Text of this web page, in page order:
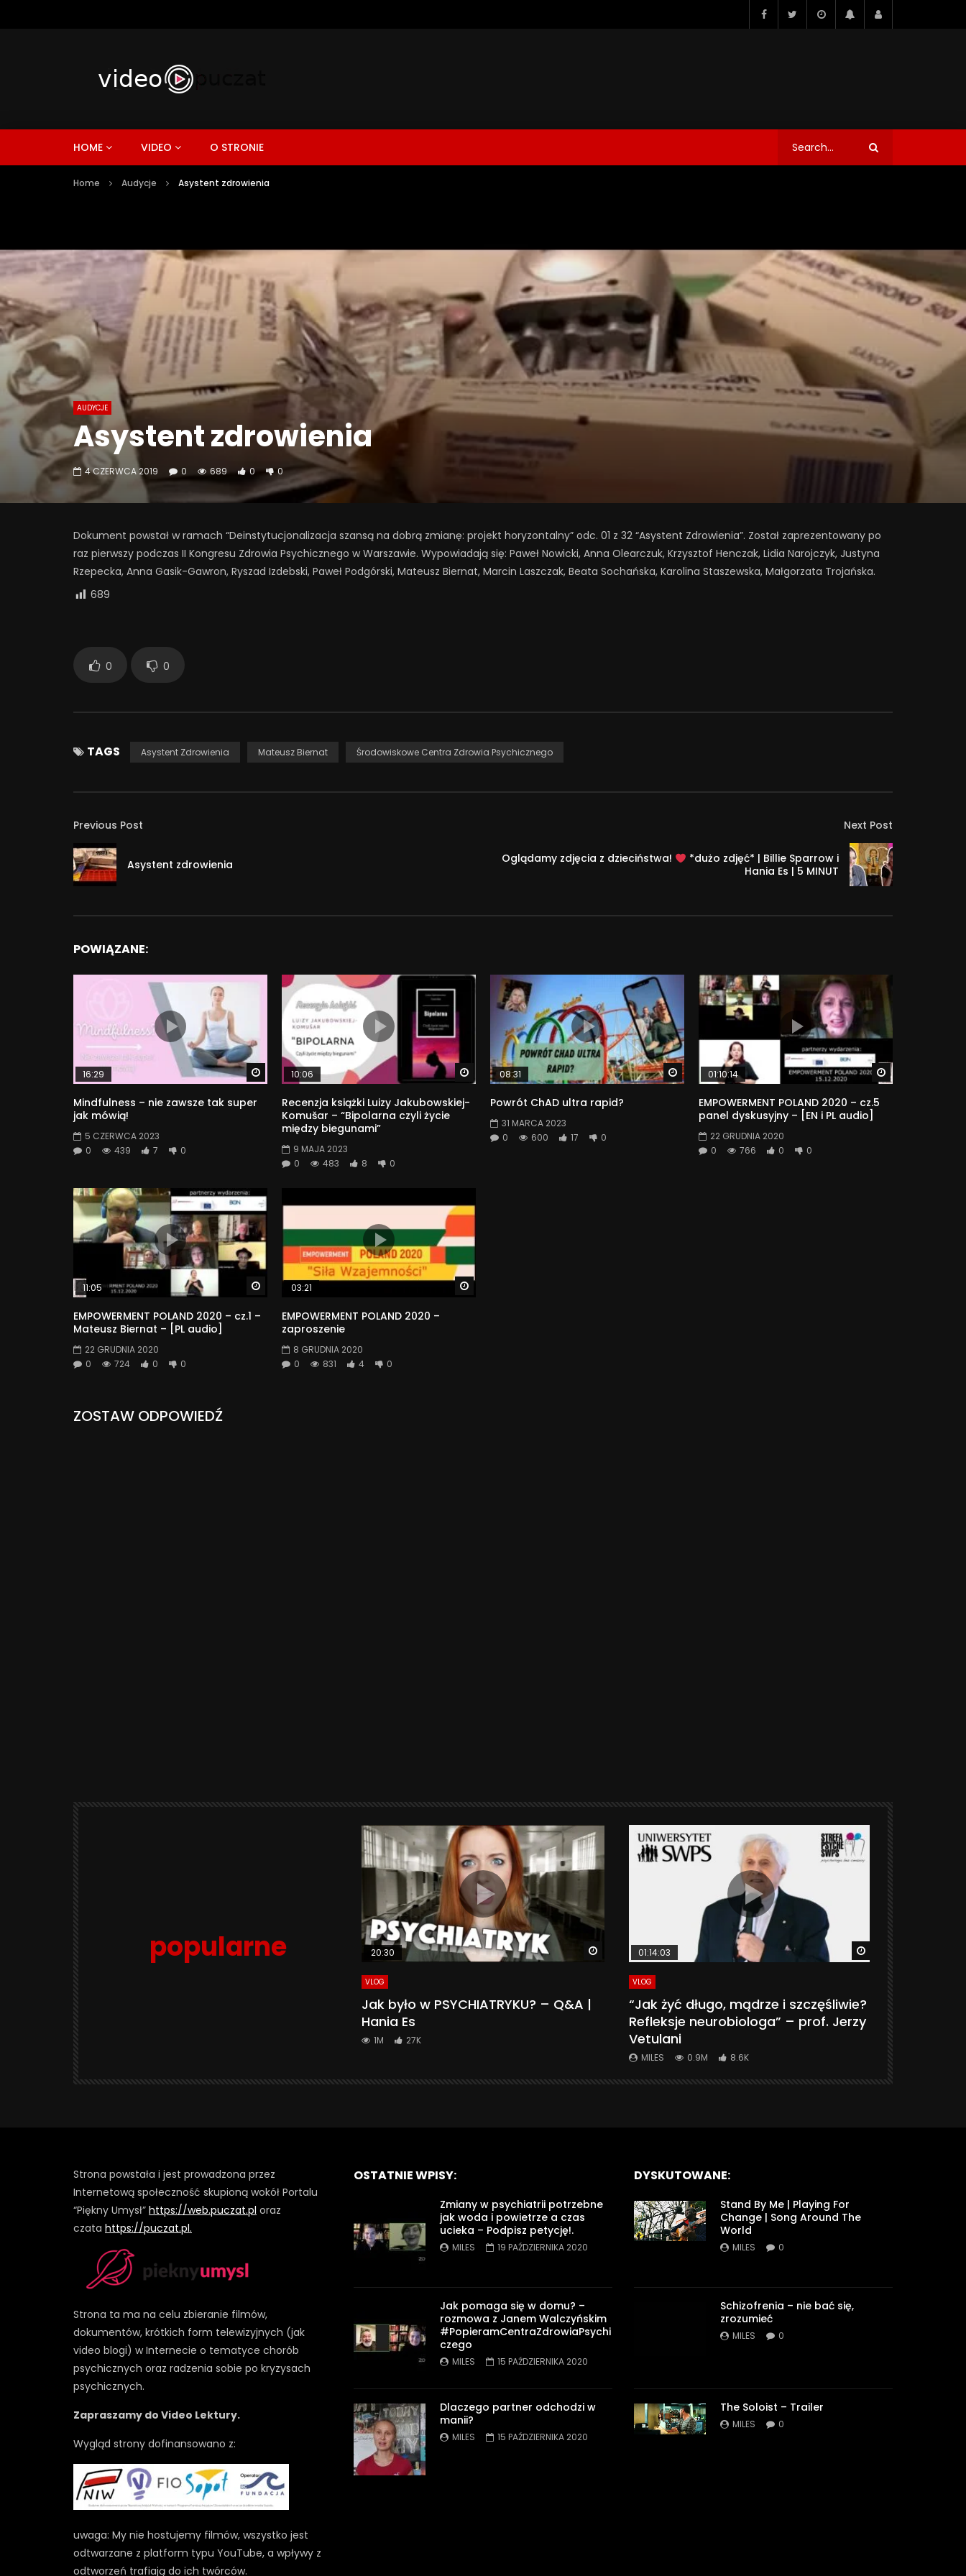
HOME VIDEO O STRONIE
Home Audycje Asystent zdrowienia
AUDYCJE
Asystent zdrowienia
4 CZERWCA 2019 0 689 0 0
Dokument powstał w ramach “Deinstytucjonalizacja szansą na dobrą zmianę: projekt horyzontalny” odc. 01 z 32 “Asystent Zdrowienia”. Został zaprezentowany po
raz pierwszy podczas II Kongresu Zdrowia Psychicznego w Warszawie. Wypowiadają się: Paweł Nowicki, Anna Olearczuk, Krzysztof Henczak, Lidia Narojczyk, Justyna
Rzepecka, Anna Gasik-Gawron, Ryszad Izdebski, Paweł Podgórski, Mateusz Biernat, Marcin Laszczak, Beata Sochańska, Karolina Staszewska, Małgorzata Trojańska.
689
0 0
TAGS Asystent Zdrowienia Mateusz Biernat Środowiskowe Centra Zdrowia Psychicznego
Previous Post
Asystent zdrowienia
Next Post
Oglądamy zdjęcia z dzieciństwa!
*dużo zdjęć* | Billie Sparrow i
Hania Es | 5 MINUT
POWIĄZANE:
Watch Later
16:29
Mindfulness – nie zawsze tak super
jak mówią!
5 CZERWCA 2023
0
439 7 0
Watch Later
10:06
Recenzja książki Luizy Jakubowskiej-
Komušar – “Bipolarna czyli życie
między biegunami”
9 MAJA 2023
0
483 8 0
Watch Later
08:31
Powrót ChAD ultra rapid?
31 MARCA 2023
0
600 17 0
Watch Later
01:10:14
EMPOWERMENT POLAND 2020 – cz.5
panel dyskusyjny – [EN i PL audio]
22 GRUDNIA 2020
0
766 0 0
Watch Later
11:05
EMPOWERMENT POLAND 2020 – cz.1 –
Mateusz Biernat – [PL audio]
22 GRUDNIA 2020
0
724 0 0
03:21
EMPOWERMENT POLAND 2020 –
zaproszenie
8 GRUDNIA 2020
0
831 4 0
ZOSTAW ODPOWIEDŹ
popularne Watch Later
20:30
VLOG
Jak było w PSYCHIATRYKU? – Q&A |
Hania Es
1M 27K
Watch Later
01:14:03
VLOG
“Jak żyć długo, mądrze i szczęśliwie?
Refleksje neurobiologa” – prof. Jerzy
Vetulani
MILES 0.9M 8.6K
Strona powstała i jest prowadzona przez
Internetową społeczność skupioną wokół Portalu
“Piękny Umysł” https://web.puczat.pl oraz
czata https://puczat.pl.
Strona ta ma na celu zbieranie filmów,
dokumentów, krótkich form telewizyjnych (jak
video blogi) w Internecie o tematyce chorób
psychicznych oraz radzenia sobie po kryzysach
psychicznych.
Zapraszamy do Video Lektury.
Wygląd strony dofinansowano z:
uwaga: My nie hostujemy filmów, wszystko jest
odtwarzane z platform typu YouTube, a wpływy z
odtworzeń trafiają do ich twórców.
OSTATNIE WPISY:
Zmiany w psychiatrii potrzebne
jak woda i powietrze a czas
ucieka – Podpisz petycję!.
MILES 19 PAŹDZIERNIKA 2020
Jak pomaga się w domu? –
rozmowa z Janem Walczyńskim
#PopieramCentraZdrowiaPsychi
czego
MILES 15 PAŹDZIERNIKA 2020
Dlaczego partner odchodzi w
manii?
MILES 15 PAŹDZIERNIKA 2020
DYSKUTOWANE:
Stand By Me | Playing For
Change | Song Around The
World
MILES 0
Schizofrenia – nie bać się,
zrozumieć
MILES 0
The Soloist – Trailer
MILES 0